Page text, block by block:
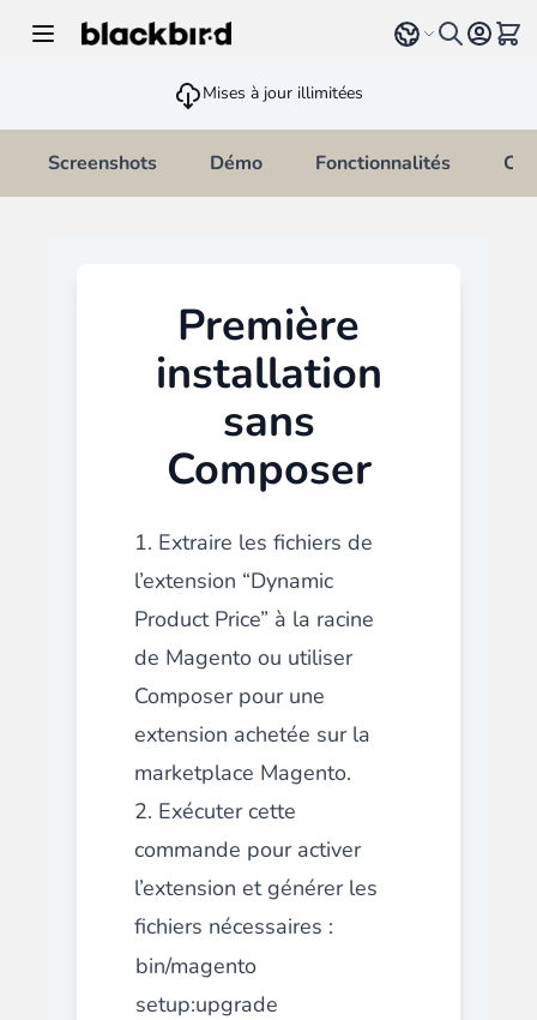
Select language
Voir
Mises à jour illimitées
Screenshots Démo Fonctionnalités
Première
installation
sans
Composer
1. Extraire les fichiers de
l’extension “Dynamic
Product Price” à la racine
de Magento ou utiliser
Composer pour une
extension achetée sur la
marketplace Magento.
2. Exécuter cette
commande pour activer
l’extension et générer les
fichiers nécessaires :
bin/magento
setup:upgrade